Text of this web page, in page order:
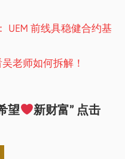
UEM 前线具稳健合约基
老师如何拆解！
望
新财富” 点击